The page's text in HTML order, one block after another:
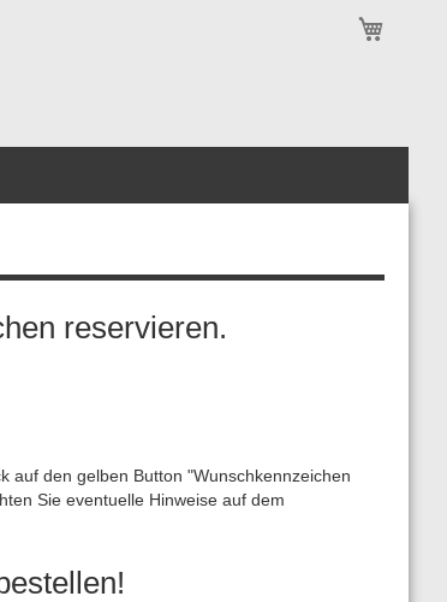
reservieren.
auf den gelben Button "Wunschkennzeichen
Sie eventuelle Hinweise auf dem